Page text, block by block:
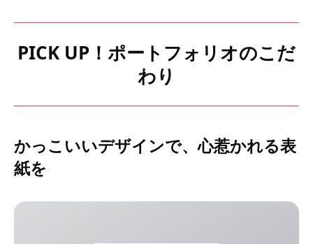
PICK UP！ポートフォリオのこだ
わり
かっこいいデザインで、心惹かれる表
紙を